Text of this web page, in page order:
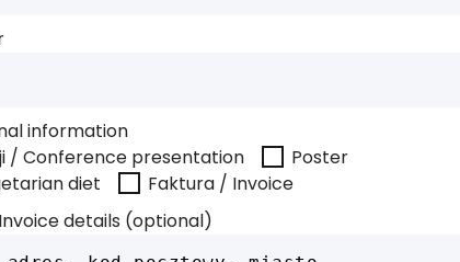
information
/ Conference presentation
Poster
diet
Faktura / Invoice
details (optional)